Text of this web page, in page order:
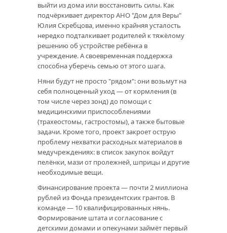
выйти из дома или восстановить силы. Как
подчёркивает директор АНО "Дом для Веры"
Юлия Скребцова, именно крайняя усталость
нередко подталкивает родителей к тяжёлому
решению об устройстве ребёнка в
учреждение. А своевременная поддержка
способна уберечь семью от этого шага.
Няни будут не просто "рядом": они возьмут на
себя полноценный уход — от кормления (в
том числе через зонд) до помощи с
медицинскими приспособлениями
(трахеостомы, гастростомы), а также бытовые
задачи. Кроме того, проект закроет острую
проблему нехватки расходных материалов в
медучреждениях: в список закупок войдут
пелёнки, мази от пролежней, шприцы и другие
необходимые вещи.
Финансирование проекта — почти 2 миллиона
рублей из Фонда президентских грантов. В
команде — 10 квалифицированных нянь.
Формирование штата и согласование с
детскими домами и опекунами займёт первый